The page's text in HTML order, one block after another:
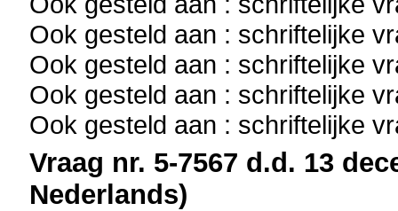
Ook gesteld aan : schriftelijke
Ook gesteld aan : schriftelijke
Ook gesteld aan : schriftelijke
Ook gesteld aan : schriftelijke
Vraag nr. 5-7567 d.d. 13
Nederlands)